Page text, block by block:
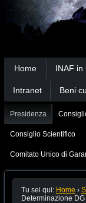
alla
navigazione
Ricerca
avanzata…
Home INAF in
Intranet Beni
Presidenza
Consiglio Scientifico
Comitato Unico di
Tu sei qui: Home ›
Determinazione